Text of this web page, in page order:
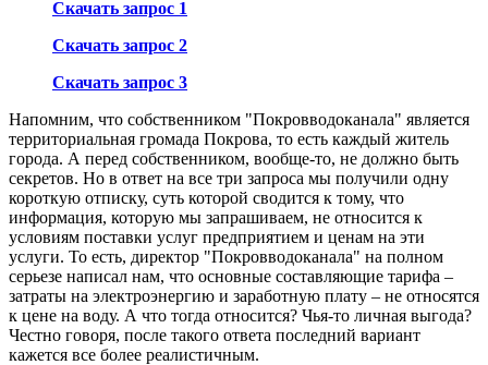
Скачать запрос 1
Скачать запрос 2
Скачать запрос 3
Напомним, что собственником "Покровводоканала" является
территориальная громада Покрова, то есть каждый житель
города. А перед собственником, вообще-то, не должно быть
секретов. Но в ответ на все три запроса мы получили одну
короткую отписку, суть которой сводится к тому, что
информация, которую мы запрашиваем, не относится к
условиям поставки услуг предприятием и ценам на эти
услуги. То есть, директор "Покровводоканала" на полном
серьезе написал нам, что основные составляющие тарифа –
затраты на электроэнергию и заработную плату – не относятся
к цене на воду. А что тогда относится? Чья-то личная выгода?
Честно говоря, после такого ответа последний вариант
кажется все более реалистичным.